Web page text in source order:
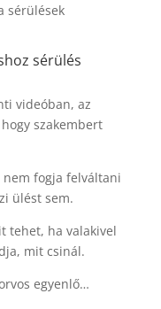
sérülések
sérülés
videóban, az
szakembert
nem fogja felváltani
ülést sem.
tehet, ha valakivel
mit csinál.
egyenlő…